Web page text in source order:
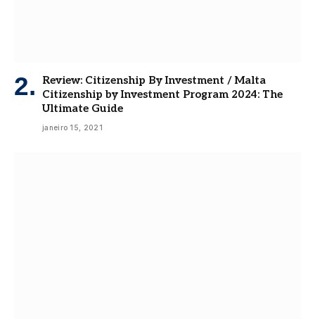
Review: Citizenship By Investment / Malta
Citizenship by Investment Program 2024: The
Ultimate Guide
janeiro 15, 2021